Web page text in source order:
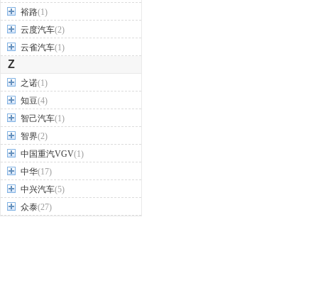
裕路(1)
云度汽车(2)
云雀汽车(1)
Z
之诺(1)
知豆(4)
智己汽车(1)
智界(2)
中国重汽VGV(1)
中华(17)
中兴汽车(5)
众泰(27)